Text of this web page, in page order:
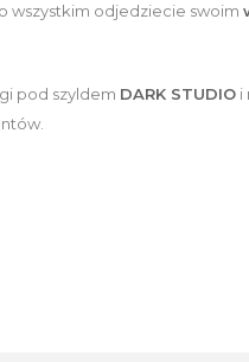
wszystkim odjedziecie swoim
pod szyldem DARK STUDIO i